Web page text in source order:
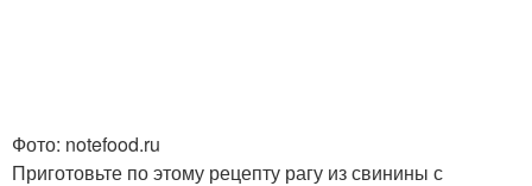
Фото: notefood.ru
Приготовьте по этому рецепту рагу из свинины с